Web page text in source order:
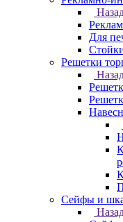
Для
Решетки
Сейфы и